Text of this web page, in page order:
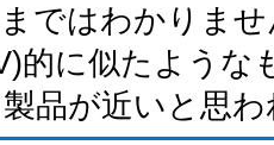
ではわかりま
的に似たような
品が近いと思